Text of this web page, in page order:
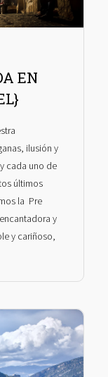
EN
ilusión y
cada uno de
últimos
la Pre
y
y cariñoso,